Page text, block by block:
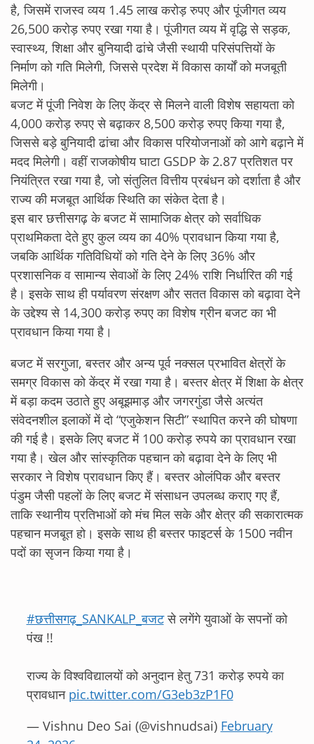
है, जिसमें राजस्व व्यय 1.45 लाख करोड़ रुपए और पूंजीगत व्यय
26,500 करोड़ रुपए रखा गया है। पूंजीगत व्यय में वृद्धि से सड़क,
स्वास्थ्य, शिक्षा और बुनियादी ढांचे जैसी स्थायी परिसंपत्तियों के
निर्माण को गति मिलेगी, जिससे प्रदेश में विकास कार्यों को मजबूती
मिलेगी।
बजट में पूंजी निवेश के लिए केंद्र से मिलने वाली विशेष सहायता को
4,000 करोड़ रुपए से बढ़ाकर 8,500 करोड़ रुपए किया गया है,
जिससे बड़े बुनियादी ढांचा और विकास परियोजनाओं को आगे बढ़ाने में
मदद मिलेगी। वहीं राजकोषीय घाटा GSDP के 2.87 प्रतिशत पर
नियंत्रित रखा गया है, जो संतुलित वित्तीय प्रबंधन को दर्शाता है और
राज्य की मजबूत आर्थिक स्थिति का संकेत देता है।
इस बार छत्तीसगढ़ के बजट में सामाजिक क्षेत्र को सर्वाधिक
प्राथमिकता देते हुए कुल व्यय का 40% प्रावधान किया गया है,
जबकि आर्थिक गतिविधियों को गति देने के लिए 36% और
प्रशासनिक व सामान्य सेवाओं के लिए 24% राशि निर्धारित की गई
है। इसके साथ ही पर्यावरण संरक्षण और सतत विकास को बढ़ावा देने
के उद्देश्य से 14,300 करोड़ रुपए का विशेष ग्रीन बजट का भी
प्रावधान किया गया है।
बजट में सरगुजा, बस्तर और अन्य पूर्व नक्सल प्रभावित क्षेत्रों के
समग्र विकास को केंद्र में रखा गया है। बस्तर क्षेत्र में शिक्षा के क्षेत्र
में बड़ा कदम उठाते हुए अबूझमाड़ और जगरगुंडा जैसे अत्यंत
संवेदनशील इलाकों में दो “एजुकेशन सिटी” स्थापित करने की घोषणा
की गई है। इसके लिए बजट में 100 करोड़ रुपये का प्रावधान रखा
गया है। खेल और सांस्कृतिक पहचान को बढ़ावा देने के लिए भी
सरकार ने विशेष प्रावधान किए हैं। बस्तर ओलंपिक और बस्तर
पंडुम जैसी पहलों के लिए बजट में संसाधन उपलब्ध कराए गए हैं,
ताकि स्थानीय प्रतिभाओं को मंच मिल सके और क्षेत्र की सकारात्मक
पहचान मजबूत हो। इसके साथ ही बस्तर फाइटर्स के 1500 नवीन
पदों का सृजन किया गया है।
#छत्तीसगढ़_SANKALP_बजटसे लगेंगे युवाओं के सपनों को
पंख !!
राज्य के विश्वविद्यालयों को अनुदान हेतु 731 करोड़ रुपये का
प्रावधान pic.twitter.com/G3eb3zP1F0
— Vishnu Deo Sai (@vishnudsai) February